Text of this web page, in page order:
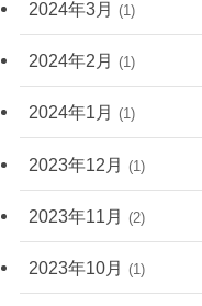
2024年3月 (1)
2024年2月 (1)
2024年1月 (1)
2023年12月 (1)
2023年11月 (2)
2023年10月 (1)